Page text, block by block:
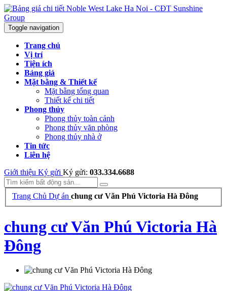
Toggle navigation
Trang chủ
Vị trí
Tiện ích
Bảng giá
Mặt bằng & Thiết kế
Mặt bằng tổng quan
Thiết kế chi tiết
Phong thủy
Phong thủy toàn cảnh
Phong thủy văn phòng
Phong thủy nhà ở
Tin tức
Liên hệ
Giới thiệu Ký gửi Ký gửi: 033.334.6688
Trang Chủ Dự án chung cư Văn Phú Victoria Hà Đông
chung cư Văn Phú Victoria Hà
Đông